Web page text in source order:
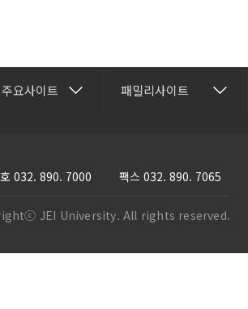
요사이트
리센터
보사
력단
습지원센터
패밀리사이트
재능교육
재능e아카데미
JEI 잉글리쉬 TV
재능인쇄
032. 890. 7000 팩스 032. 890. 7065
JEI University. All rights reserved.